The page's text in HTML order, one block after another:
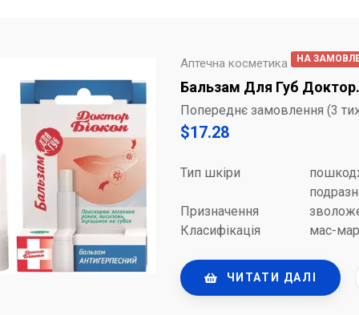
Аптечна косметика НА
Бальзам Для Губ
Попереднє замовлення (3
$17.28
Тип шкіри
Призначення
Класифікація
мас-
ЧИТАТИ ДАЛІ